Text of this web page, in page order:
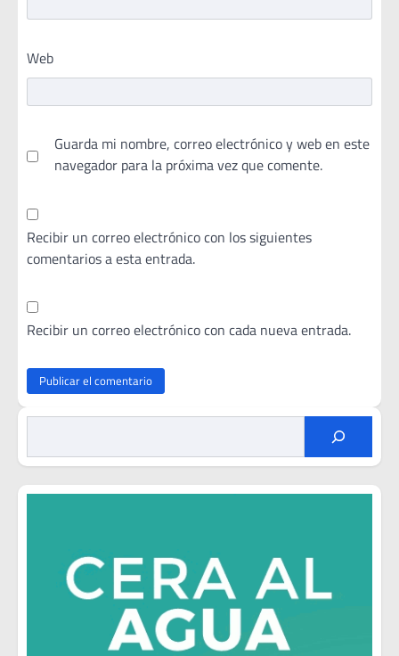
Web
Guarda mi nombre, correo electrónico y web en este
navegador para la próxima vez que comente.
Recibir un correo electrónico con los siguientes
comentarios a esta entrada.
Recibir un correo electrónico con cada nueva entrada.